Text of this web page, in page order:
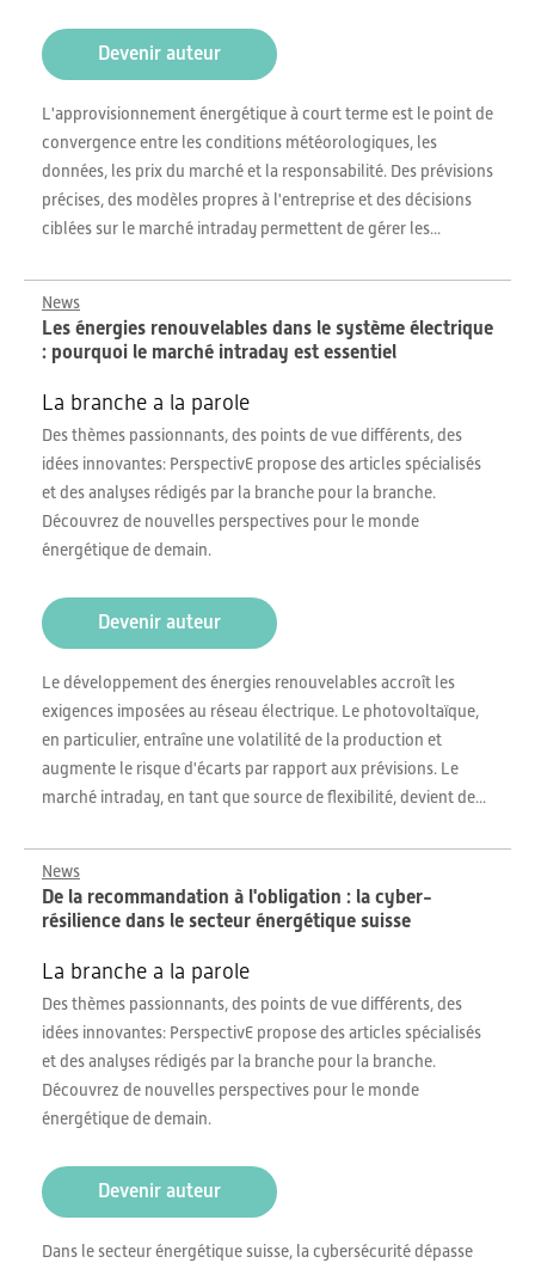
Devenir auteur
L'approvisionnement énergétique à court terme est le point de
convergence entre les conditions météorologiques, les
données, les prix du marché et la responsabilité. Des prévisions
précises, des modèles propres à l'entreprise et des décisions
ciblées sur le marché intraday permettent de gérer les...
News
Les énergies renouvelables dans le système électrique
: pourquoi le marché intraday est essentiel
La branche a la parole
Des thèmes passionnants, des points de vue différents, des
idées innovantes: PerspectivE propose des articles spécialisés
et des analyses rédigés par la branche pour la branche.
Découvrez de nouvelles perspectives pour le monde
énergétique de demain.
Devenir auteur
Le développement des énergies renouvelables accroît les
exigences imposées au réseau électrique. Le photovoltaïque,
en particulier, entraîne une volatilité de la production et
augmente le risque d'écarts par rapport aux prévisions. Le
marché intraday, en tant que source de flexibilité, devient de...
News
De la recommandation à l'obligation : la cyber-
résilience dans le secteur énergétique suisse
La branche a la parole
Des thèmes passionnants, des points de vue différents, des
idées innovantes: PerspectivE propose des articles spécialisés
et des analyses rédigés par la branche pour la branche.
Découvrez de nouvelles perspectives pour le monde
énergétique de demain.
Devenir auteur
Dans le secteur énergétique suisse, la cybersécurité dépasse